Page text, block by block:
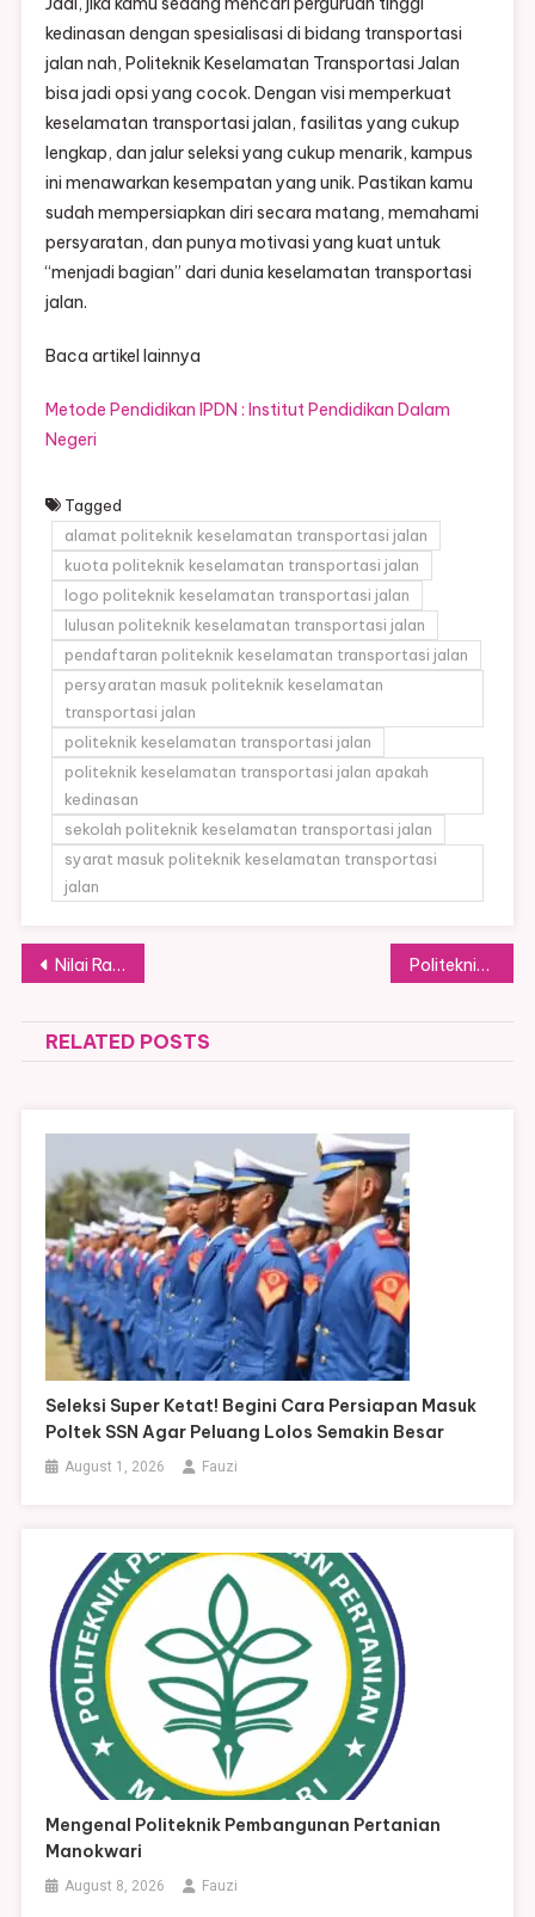
kedinasan dengan spesialisasi di bidang transportasi
jalan nah, Politeknik Keselamatan Transportasi Jalan
bisa jadi opsi yang cocok. Dengan visi memperkuat
keselamatan transportasi jalan, fasilitas yang cukup
lengkap, dan jalur seleksi yang cukup menarik, kampus
ini menawarkan kesempatan yang unik. Pastikan kamu
sudah mempersiapkan diri secara matang, memahami
persyaratan, dan punya motivasi yang kuat untuk
“menjadi bagian” dari dunia keselamatan transportasi
jalan.
Baca artikel lainnya
Metode Pendidikan IPDN : Institut Pendidikan Dalam
Negeri
Tagged
alamat politeknik keselamatan transportasi jalan
kuota politeknik keselamatan transportasi jalan
logo politeknik keselamatan transportasi jalan
lulusan politeknik keselamatan transportasi jalan
pendaftaran politeknik keselamatan transportasi jalan
persyaratan masuk politeknik keselamatan
transportasi jalan
politeknik keselamatan transportasi jalan
politeknik keselamatan transportasi jalan apakah
kedinasan
sekolah politeknik keselamatan transportasi jalan
syarat masuk politeknik keselamatan transportasi
jalan
Post
navigation
Nilai Rapor Jadi Penentu Lolos Sekolah Kedinasan 2026 Politeknik LPP Yogyakarta (PLPP) Jurusan dan Biayanya
RELATED POSTS
Seleksi Super Ketat! Begini Cara Persiapan Masuk
Poltek SSN Agar Peluang Lolos Semakin Besar
August 1, 2026 Fauzi
Mengenal Politeknik Pembangunan Pertanian
Manokwari
August 8, 2026 Fauzi